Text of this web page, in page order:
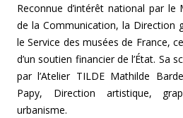
Reconnue d’intérêt national par
de la Communication, la Direction
le Service des musées de France,
d’un soutien financier de l’État. Sa
par l’Atelier TILDE Mathilde
Papy, Direction artistique,
urbanisme.